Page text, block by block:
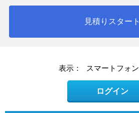
見積りスタート
表示： スマートフォン
ログイン